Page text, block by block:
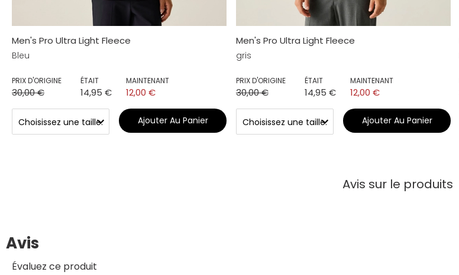
Men's Pro Ultra Light Fleece
Bleu
PRIX D'ORIGINE
30,00 €
ÉTAIT
14,95 €
MAINTENANT
12,00 €
Ajouter Au Panier
Men's Pro Ultra Light Fleece
gris
PRIX D'ORIGINE
30,00 €
ÉTAIT
14,95 €
MAINTENANT
12,00 €
Ajouter Au Panier
Avis sur le produits